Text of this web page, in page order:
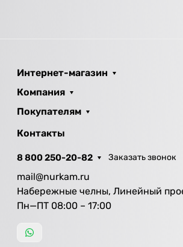
Интернет-магазин
Компания
Покупателям
Контакты
8 800 250-20-82 Заказать звонок
mail@nurkam.ru
Набережные челны, Линейный
Пн—ПТ 08:00 – 17:00